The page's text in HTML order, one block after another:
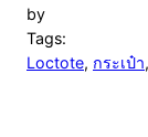
by
Tags:
Loctote, กระเป๋า,